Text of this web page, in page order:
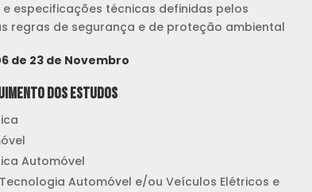
especificações técnicas definidas pelos
regras de segurança e de proteção ambiental
de 23 de Novembro
dos estudos
Automóvel
Tecnologia Automóvel e/ou Veículos Elétricos e